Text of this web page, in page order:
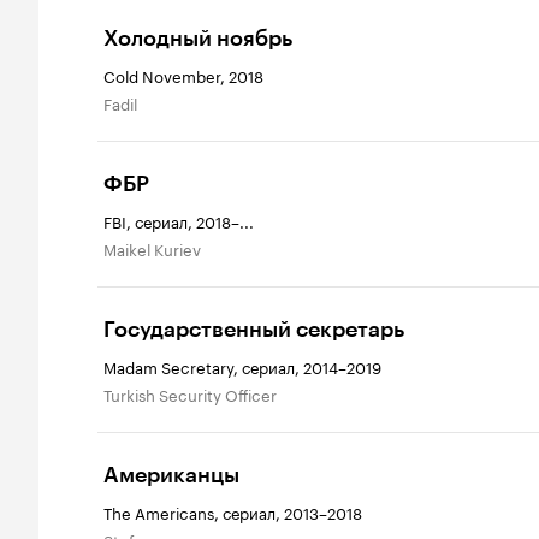
Холодный ноябрь
Cold November, 2018
Fadil
ФБР
FBI, сериал, 2018–...
Maikel Kuriev
Государственный секретарь
Madam Secretary, сериал, 2014–2019
Turkish Security Officer
Американцы
The Americans, сериал, 2013–2018